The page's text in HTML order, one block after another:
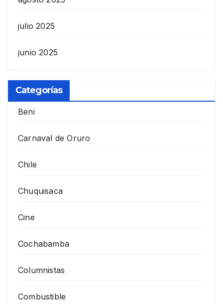
julio 2025
junio 2025
Categorías
Beni
Carnaval de Oruro
Chile
Chuquisaca
Cine
Cochabamba
Columnistas
Combustible